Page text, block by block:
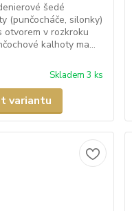
šedé
(punčocháče, silonky)
otvorem v rozkroku
kalhoty ma...
Skladem 3 ks
variantu